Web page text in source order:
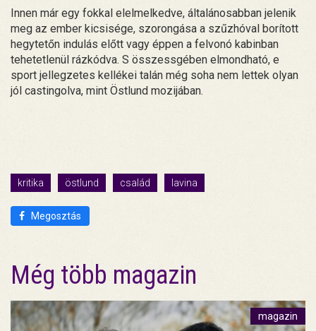
Innen már egy fokkal elelmelkedve, általánosabban jelenik
meg az ember kicsisége, szorongása a szűzhóval borított
hegytetőn indulás előtt vagy éppen a felvonó kabinban
tehetetlenül rázkódva. S összessgében elmondható, e
sport jellegzetes kellékei talán még soha nem lettek olyan
jól castingolva, mint Östlund mozijában.
kritika östlund család lavina
Megosztás
Még több magazin
magazin